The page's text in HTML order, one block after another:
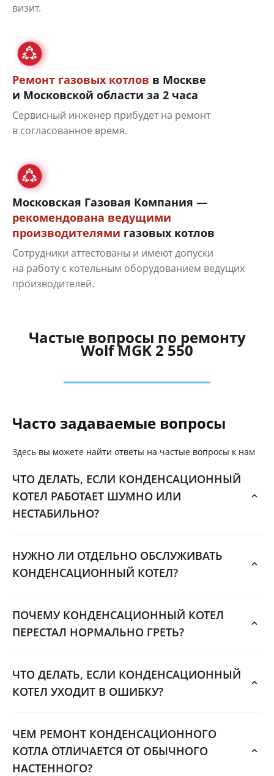
визит.
Ремонт газовых котлов в Москве
и Московской области за 2 часа
Сервисный инженер прибудет на ремонт
в согласованное время.
Московская Газовая Компания —
рекомендована ведущими
производителями газовых котлов
Сотрудники аттестованы и имеют допуски
на работу с котельным оборудованием ведущих
производителей.
Частые вопросы по ремонту
Wolf MGK 2 550
Часто задаваемые вопросы
Здесь вы можете найти ответы на частые вопросы к нам
ЧТО ДЕЛАТЬ, ЕСЛИ КОНДЕНСАЦИОННЫЙ
КОТЕЛ РАБОТАЕТ ШУМНО ИЛИ
НЕСТАБИЛЬНО?
НУЖНО ЛИ ОТДЕЛЬНО ОБСЛУЖИВАТЬ
КОНДЕНСАЦИОННЫЙ КОТЕЛ?
ПОЧЕМУ КОНДЕНСАЦИОННЫЙ КОТЕЛ
ПЕРЕСТАЛ НОРМАЛЬНО ГРЕТЬ?
ЧТО ДЕЛАТЬ, ЕСЛИ КОНДЕНСАЦИОННЫЙ
КОТЕЛ УХОДИТ В ОШИБКУ?
ЧЕМ РЕМОНТ КОНДЕНСАЦИОННОГО
КОТЛА ОТЛИЧАЕТСЯ ОТ ОБЫЧНОГО
НАСТЕННОГО?